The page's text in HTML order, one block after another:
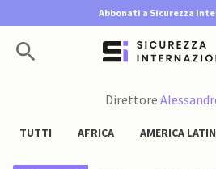
Abbonati a Sicurezza
Direttore
TUTTI AFRICA AMERICA